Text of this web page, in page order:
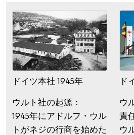
ドイツ本社 1945年
ウルト社の起源：
1945年にアドルフ・ウル
トがネジの行商を始めた
ド
ウ
責
ウ